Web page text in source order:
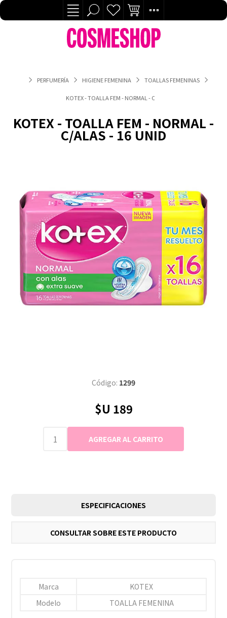
PERFUMERÍA HIGIENE FEMENINA TOALLAS FEMENINAS
KOTEX - TOALLA FEM - NORMAL - C/ALAS - 16 UNID
KOTEX - TOALLA FEM - NORMAL -
C/ALAS - 16 UNID
Código: 1299
$U 189
ESPECIFICACIONES
CONSULTAR SOBRE ESTE PRODUCTO
Marca
KOTEX
Modelo
TOALLA FEMENINA